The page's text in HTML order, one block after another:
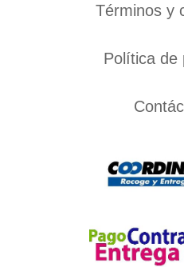
Términos y
Política de